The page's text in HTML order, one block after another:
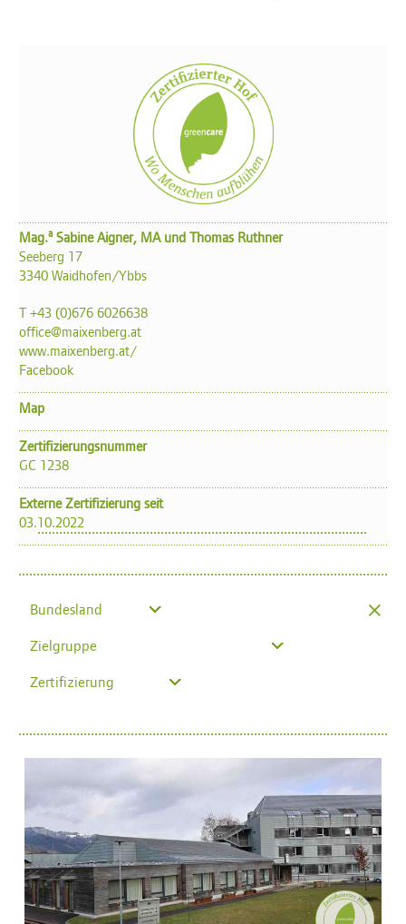
Mag.a Sabine Aigner, MA und Thomas Ruthner
Seeberg 17
3340 Waidhofen/Ybbs
T +43 (0)676 6026638
office@maixenberg.at
www.maixenberg.at/
Facebook
Map
Zertifizierungsnummer
GC 1238
Externe Zertifizierung seit
03.10.2022
Bundesland
Zielgruppe
Zertifizierung
×